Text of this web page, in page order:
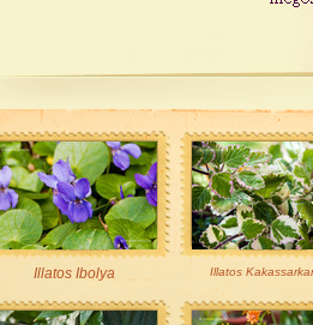
Illatos Ibolya Illatos